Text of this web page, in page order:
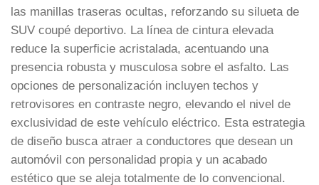
las manillas traseras ocultas, reforzando su silueta de
SUV coupé deportivo. La línea de cintura elevada
reduce la superficie acristalada, acentuando una
presencia robusta y musculosa sobre el asfalto. Las
opciones de personalización incluyen techos y
retrovisores en contraste negro, elevando el nivel de
exclusividad de este vehículo eléctrico. Esta estrategia
de diseño busca atraer a conductores que desean un
automóvil con personalidad propia y un acabado
estético que se aleja totalmente de lo convencional.